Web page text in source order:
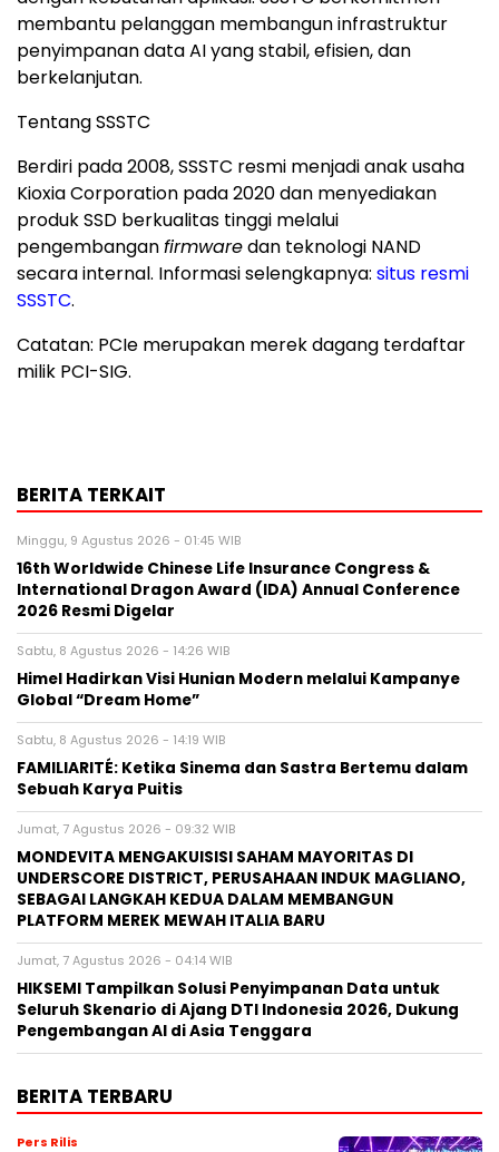
membantu pelanggan membangun infrastruktur
penyimpanan data AI yang stabil, efisien, dan
berkelanjutan.
Tentang SSSTC
Berdiri pada 2008, SSSTC resmi menjadi anak usaha
Kioxia Corporation pada 2020 dan menyediakan
produk SSD berkualitas tinggi melalui
pengembanganfirmwaredan teknologi NAND
secara internal. Informasi selengkapnya: situs resmi
SSSTC.
Catatan: PCIe merupakan merek dagang terdaftar
milik PCI-SIG.
BERITA TERKAIT
Minggu, 9 Agustus 2026 - 01:45 WIB
16th Worldwide Chinese Life Insurance Congress &
International Dragon Award (IDA) Annual Conference
2026 Resmi Digelar
Sabtu, 8 Agustus 2026 - 14:26 WIB
Himel Hadirkan Visi Hunian Modern melalui Kampanye
Global “Dream Home”
Sabtu, 8 Agustus 2026 - 14:19 WIB
FAMILIARITÉ: Ketika Sinema dan Sastra Bertemu dalam
Sebuah Karya Puitis
Jumat, 7 Agustus 2026 - 09:32 WIB
MONDEVITA MENGAKUISISI SAHAM MAYORITAS DI
UNDERSCORE DISTRICT, PERUSAHAAN INDUK MAGLIANO,
SEBAGAI LANGKAH KEDUA DALAM MEMBANGUN
PLATFORM MEREK MEWAH ITALIA BARU
Jumat, 7 Agustus 2026 - 04:14 WIB
HIKSEMI Tampilkan Solusi Penyimpanan Data untuk
Seluruh Skenario di Ajang DTI Indonesia 2026, Dukung
Pengembangan AI di Asia Tenggara
BERITA TERBARU
Pers Rilis